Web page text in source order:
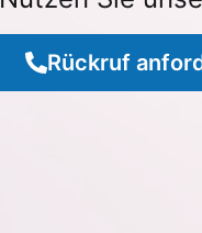
Rückruf